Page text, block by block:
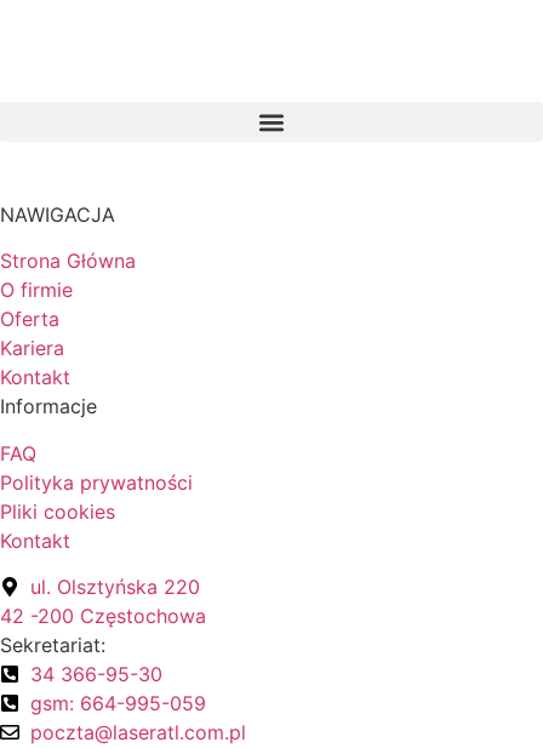
NAWIGACJA
Strona Główna
O firmie
Oferta
Kariera
Kontakt
Informacje
FAQ
Polityka prywatności
Pliki cookies
Kontakt
ul. Olsztyńska 220
42 -200 Częstochowa
Sekretariat:
34 366-95-30
gsm: 664-995-059
poczta@laseratl.com.pl